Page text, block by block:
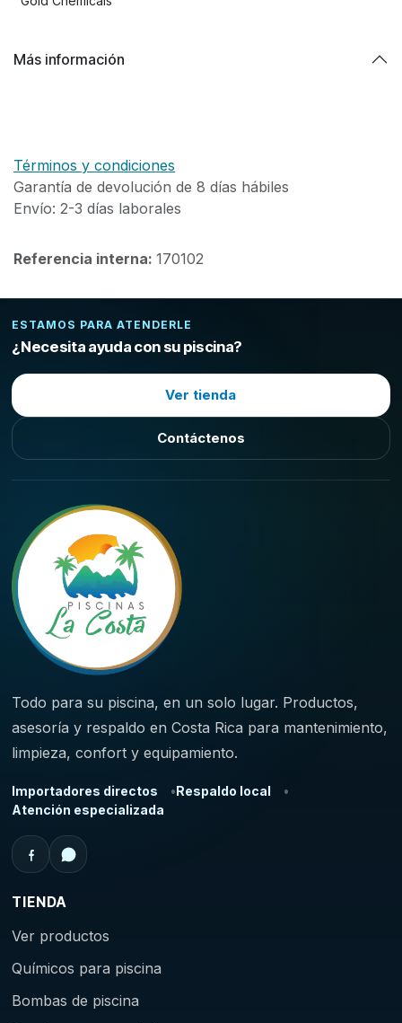
Más información
Términos y condiciones
Garantía de devolución de 8 días hábiles
Envío: 2-3 días laborales
Referencia interna: 170102
ESTAMOS PARA ATENDERLE
¿Necesita ayuda con su piscina?
Ver tienda
Contáctenos
Todo para su piscina, en un solo lugar. Productos,
asesoría y respaldo en Costa Rica para mantenimiento,
limpieza, confort y equipamiento.
Importadores directos
Respaldo local
Atención especializada
TIENDA
Ver productos
Químicos para piscina
Bombas de piscina